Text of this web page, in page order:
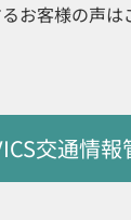
お客様の声は
交通情報